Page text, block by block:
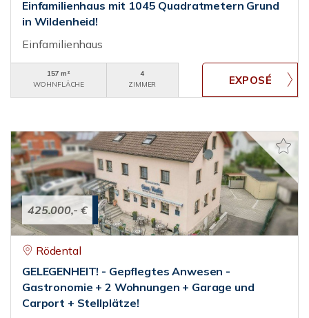
Einfamilienhaus mit 1045 Quadratmetern Grund
in Wildenheid!
Einfamilienhaus
157 m²
WOHNFLÄCHE
4
ZIMMER
425.000,- €
Rödental
GELEGENHEIT! - Gepflegtes Anwesen -
Gastronomie + 2 Wohnungen + Garage und
Carport + Stellplätze!